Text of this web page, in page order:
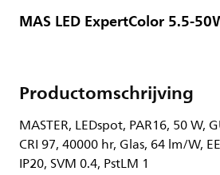
MAS LED ExpertColor 5.5-
Productomschrijving
MASTER, LEDspot, PAR16, 50 W,
CRI 97, 40000 hr, Glas, 64 lm/W,
IP20, SVM 0.4, PstLM 1